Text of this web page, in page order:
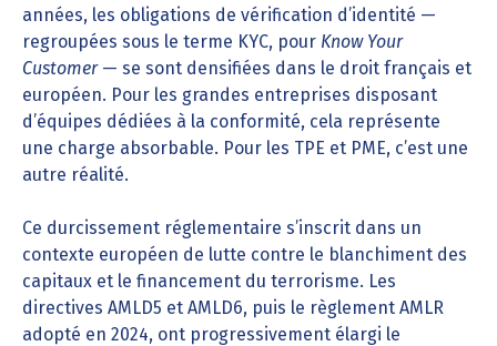
années, les obligations de vérification d’identité —
regroupées sous le terme KYC, pour Know Your
Customer— se sont densifiées dans le droit français et
européen. Pour les grandes entreprises disposant
d’équipes dédiées à la conformité, cela représente
une charge absorbable. Pour les TPE et PME, c’est une
autre réalité.
Ce durcissement réglementaire s’inscrit dans un
contexte européen de lutte contre le blanchiment des
capitaux et le financement du terrorisme. Les
directives AMLD5 et AMLD6, puis le règlement AMLR
adopté en 2024, ont progressivement élargi le